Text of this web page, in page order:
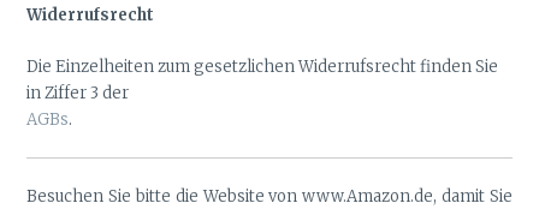
Widerrufsrecht
Die Einzelheiten zum gesetzlichen Widerrufsrecht finden Sie
in Ziffer 3 der
AGBs.
Besuchen Sie bitte die Website von www.Amazon.de, damit Sie